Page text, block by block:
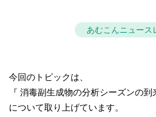
あむこんニュース
今回のトピックは、
『 消毒副生成物の分析シーズンの到
について取り上げています。